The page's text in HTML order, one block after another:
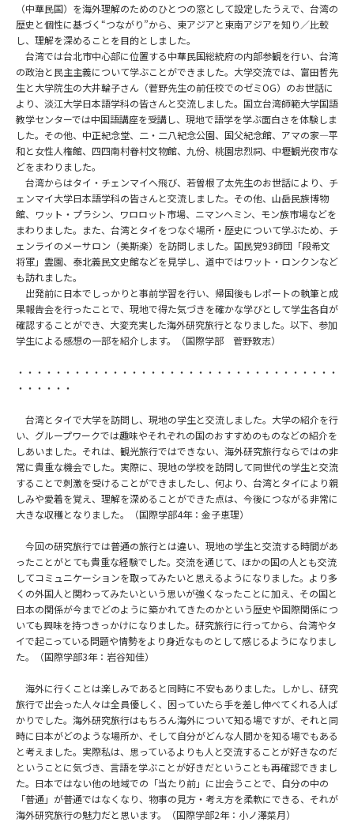
（中華民国）を海外理解のためのひとつの窓として設定したうえで、台湾の
歴史と個性に基づく“つながり”から、東アジアと東南アジアを知り／比較
し、理解を深めることを目的としました。
台湾では台北市中心部に位置する中華民国総統府の内部参観を行い、台湾
の政治と民主主義について学ぶことができました。大学交流では、富田哲先
生と大学院生の大井輪子さん（菅野先生の前任校でのゼミOG）のお世話に
より、淡江大学日本語学科の皆さんと交流しました。国立台湾師範大学国語
教学センターでは中国語講座を受講し、現地で語学を学ぶ面白さを体験しま
した。その他、中正紀念堂、二・二八紀念公園、国父紀念館、アマの家―平
和と女性人権館、四四南村眷村文物館、九份、桃園忠烈祠、中壢観光夜市な
どをまわりました。
台湾からはタイ・チェンマイへ飛び、若曽根了太先生のお世話により、チ
ェンマイ大学日本語学科の皆さんと交流しました。その他、山岳民族博物
館、ワット・プラシン、ワロロット市場、ニマンヘミン、モン族市場などを
まわりました。また、台湾とタイをつなぐ場所・歴史について学ぶため、チ
ェンライのメーサロン（美斯楽）を訪問しました。国民党93師団「段希文
将軍」霊園、泰北義民文史館などを見学し、道中ではワット・ロンクンなど
も訪れました。
出発前に日本でしっかりと事前学習を行い、帰国後もレポートの執筆と成
果報告会を行ったことで、現地で得た気づきを確かな学びとして学生各自が
確認することができ、大変充実した海外研究旅行となりました。以下、参加
学生による感想の一部を紹介します。（国際学部 菅野敦志）
・・・・・・・・・・・・・・・・・・・・・・・・・・・・・・・・・・
・・・・・・
台湾とタイで大学を訪問し、現地の学生と交流しました。大学の紹介を行
い、グループワークでは趣味やそれぞれの国のおすすめのものなどの紹介を
しあいました。それは、観光旅行ではできない、海外研究旅行ならではの非
常に貴重な機会でした。実際に、現地の学校を訪問して同世代の学生と交流
することで刺激を受けることができましたし、何より、台湾とタイにより親
しみや愛着を覚え、理解を深めることができた点は、今後につながる非常に
大きな収穫となりました。（国際学部4年：金子恵理）
今回の研究旅行では普通の旅行とは違い、現地の学生と交流する時間があ
ったことがとても貴重な経験でした。交流を通じて、ほかの国の人とも交流
してコミュニケーションを取ってみたいと思えるようになりました。より多
くの外国人と関わってみたいという思いが強くなったことに加え、その国と
日本の関係が今までどのように築かれてきたのかという歴史や国際関係につ
いても興味を持つきっかけになりました。研究旅行に行ってから、台湾やタ
イで起こっている問題や情勢をより身近なものとして感じるようになりまし
た。（国際学部3年：岩谷知佳）
海外に行くことは楽しみであると同時に不安もありました。しかし、研究
旅行で出会った人々は全員優しく、困っていたら手を差し伸べてくれる人ば
かりでした。海外研究旅行はもちろん海外について知る場ですが、それと同
時に日本がどのような場所か、そして自分がどんな人間かを知る場でもある
と考えました。実際私は、思っているよりも人と交流することが好きなのだ
ということに気づき、言語を学ぶことが好きだということも再確認できまし
た。日本ではない他の地域での「当たり前」に出会うことで、自分の中の
「普通」が普通ではなくなり、物事の見方・考え方を柔軟にできる、それが
海外研究旅行の魅力だと思います。（国際学部2年：小ノ澤菜月）